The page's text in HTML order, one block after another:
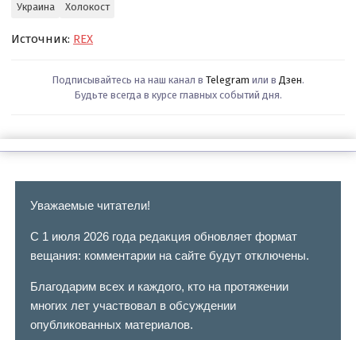
Украина Холокост
Источник: REX
Подписывайтесь на наш канал в Telegram или в Дзен.
Будьте всегда в курсе главных событий дня.
Уважаемые читатели!
С 1 июля 2026 года редакция обновляет формат
вещания: комментарии на сайте будут отключены.
Благодарим всех и каждого, кто на протяжении
многих лет участвовал в обсуждении
опубликованных материалов.